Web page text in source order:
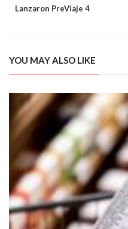
Lanzaron PreViaje 4
YOU MAY ALSO LIKE